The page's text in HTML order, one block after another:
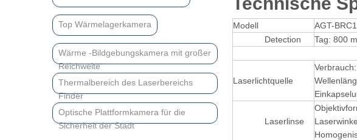
Top Wärmelagerkamera
Wärme -Bildgebungskamera mit großer
Reichweite
Thermalbereich des Laserbereichs
Finder
Optische Plattformkamera für die
Sicherheit der Stadt
Modell
AGT-
Detection
Tag: 800
Laserlichtquelle
Laserlinse